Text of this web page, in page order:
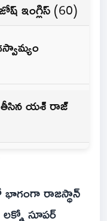
ఇంగ్లిస్ (60)
తీసిన యశ్ రాజ్
రాజస్థాన్
సూపర్